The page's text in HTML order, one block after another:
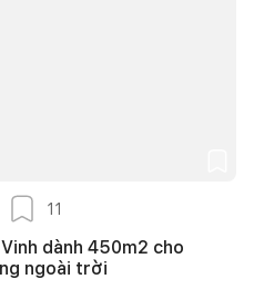
11
dành 450m2 cho
ngoài trời